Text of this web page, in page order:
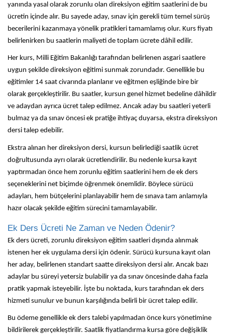
yanında yasal olarak zorunlu olan direksiyon eğitim saatlerini de bu
ücretin içinde alır. Bu sayede aday, sınav için gerekli tüm temel sürüş
becerilerini kazanmaya yönelik pratikleri tamamlamış olur. Kurs fiyatı
belirlenirken bu saatlerin maliyeti de toplam ücrete dâhil edilir.
Her kurs, Milli Eğitim Bakanlığı tarafından belirlenen asgari saatlere
uygun şekilde direksiyon eğitimi sunmak zorundadır. Genellikle bu
eğitimler 14 saat civarında planlanır ve eğitmen eşliğinde bire bir
olarak gerçekleştirilir. Bu saatler, kursun genel hizmet bedeline dâhildir
ve adaydan ayrıca ücret talep edilmez. Ancak aday bu saatleri yeterli
bulmaz ya da sınav öncesi ek pratiğe ihtiyaç duyarsa, ekstra direksiyon
dersi talep edebilir.
Ekstra alınan her direksiyon dersi, kursun belirlediği saatlik ücret
doğrultusunda ayrı olarak ücretlendirilir. Bu nedenle kursa kayıt
yaptırmadan önce hem zorunlu eğitim saatlerini hem de ek ders
seçeneklerini net biçimde öğrenmek önemlidir. Böylece sürücü
adayları, hem bütçelerini planlayabilir hem de sınava tam anlamıyla
hazır olacak şekilde eğitim sürecini tamamlayabilir.
Ek Ders Ücreti Ne Zaman ve Neden Ödenir?
Ek ders ücreti, zorunlu direksiyon eğitim saatleri dışında alınmak
istenen her ek uygulama dersi için ödenir. Sürücü kursuna kayıt olan
her aday, belirlenen standart saatte direksiyon dersi alır. Ancak bazı
adaylar bu süreyi yetersiz bulabilir ya da sınav öncesinde daha fazla
pratik yapmak isteyebilir. İşte bu noktada, kurs tarafından ek ders
hizmeti sunulur ve bunun karşılığında belirli bir ücret talep edilir.
Bu ödeme genellikle ek ders talebi yapılmadan önce kurs yönetimine
bildirilerek gerçekleştirilir. Saatlik fiyatlandırma kursa göre değişiklik